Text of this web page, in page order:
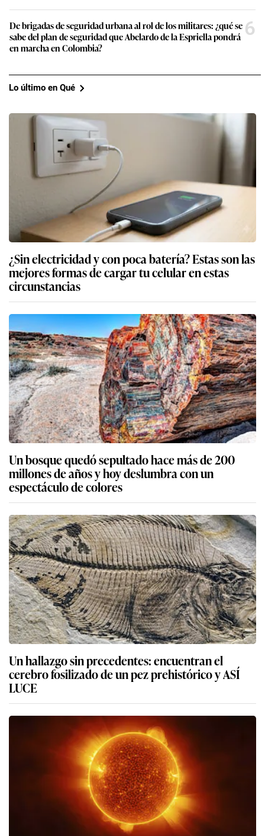
De brigadas de seguridad urbana al rol de los militares: ¿qué se
sabe del plan de seguridad que Abelardo de la Espriella pondrá
en marcha en Colombia?
6
Lo último en Qué
¿Sin electricidad y con poca batería? Estas son las
mejores formas de cargar tu celular en estas
circunstancias
Un bosque quedó sepultado hace más de 200
millones de años y hoy deslumbra con un
espectáculo de colores
Un hallazgo sin precedentes: encuentran el
cerebro fosilizado de un pez prehistórico y ASÍ
LUCE